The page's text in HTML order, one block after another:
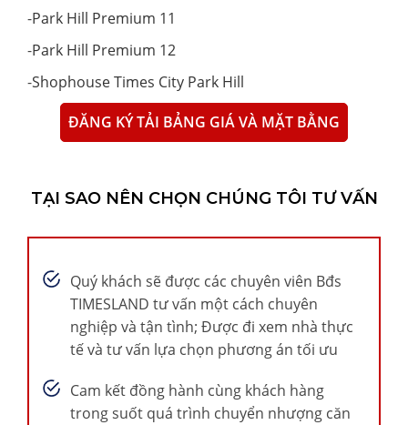
-Park Hill Premium 11
-Park Hill Premium 12
-Shophouse Times City Park Hill
ĐĂNG KÝ TẢI BẢNG GIÁ VÀ MẶT BẰNG
TẠI SAO NÊN CHỌN CHÚNG TÔI TƯ VẤN
Quý khách sẽ được các chuyên viên Bđs
TIMESLAND tư vấn một cách chuyên
nghiệp và tận tình; Được đi xem nhà thực
tế và tư vấn lựa chọn phương án tối ưu
Cam kết đồng hành cùng khách hàng
trong suốt quá trình chuyển nhượng căn